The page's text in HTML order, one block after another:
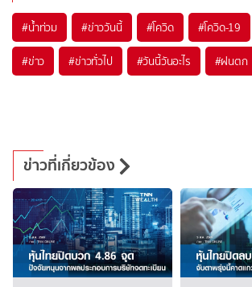
#น้ำท่วม #ข่าววันนี้ #โควิด #โควิด-19
#ข่าว #ข่าวทั่วไป #วันนี้วันอะไร #ฝนตก
ข่าวที่เกี่ยวข้อง